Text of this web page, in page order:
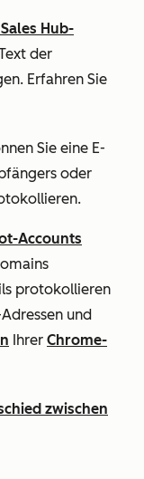
Sales Hub-
der
Erfahren Sie
Sie eine E-
oder
Accounts
protokollieren
und
Ihrer Chrome-
zwischen